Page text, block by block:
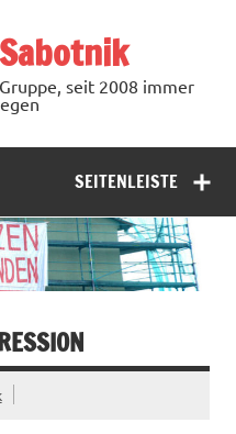
seit 2008 immer
SEITENLEISTE